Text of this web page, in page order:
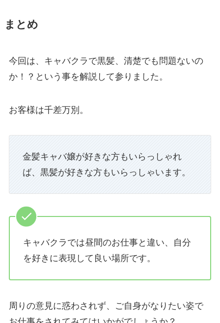
まとめ
今回は、キャバクラで黒髪、清楚でも問題ないの
か！？という事を解説して参りました。
お客様は千差万別。
金髪キャバ嬢が好きな方もいらっしゃれ
ば、黒髪が好きな方もいらっしゃいます。
キャバクラでは昼間のお仕事と違い、自分
を好きに表現して良い場所です。
周りの意見に惑わされず、ご自身がなりたい姿で